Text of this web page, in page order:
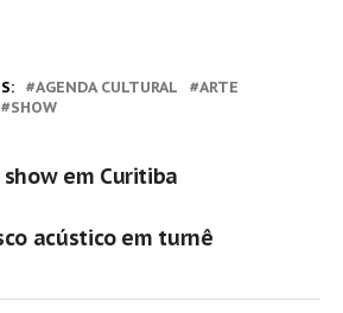
AGENDA CULTURAL
ARTE
SHOW
em Curitiba
acústico em turnê